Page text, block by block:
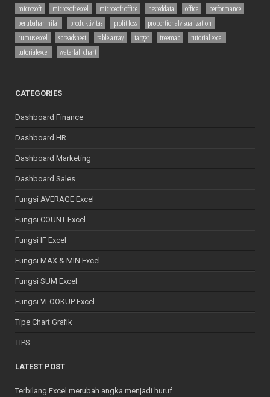
microsoft
microsoft excel microsoft office nesteddata office
performance
perubahan nilai
produktivitas profit loss
proportionalvisualization
rumus excel
spreadsheet table array target treemap
tutorial excel
tutorialexcel
waterfall chart
CATEGORIES
Dashboard Finance
Dashboard HR
Dashboard Marketing
Dashboard Sales
Fungsi AVERAGE Excel
Fungsi COUNT Excel
Fungsi IF Excel
Fungsi MAX & MIN Excel
Fungsi SUM Excel
Fungsi VLOOKUP Excel
Tipe Chart Grafik
TIPS
LATEST POST
Terbilang Excel merubah angka menjadi huruf